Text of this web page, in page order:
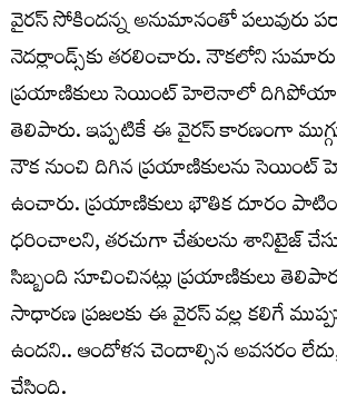
వైరస్‌ సోకిందన్న అనుమానంతో పలువురు
నెదర్లాండ్స్‌కు తరలించారు. నౌకలోని
ప్రయాణికులు సెయింట్ హెలెనాలో
తెలిపారు. ఇప్పటికే ఈ వైరస్‌ కారణంగా
నౌక నుంచి దిగిన ప్రయాణికులను
ఉంచారు. ప్రయాణికులు భౌతిక దూరం
ధరించాలని, తరచుగా చేతులను శానిటైజ్
సిబ్బంది సూచించినట్లు ప్రయాణికులు
సాధారణ ప్రజలకు ఈ వైరస్ వల్ల కలిగే
ఉందని.. ఆందోళన చెందాల్సిన అవసరం
చేసింది.